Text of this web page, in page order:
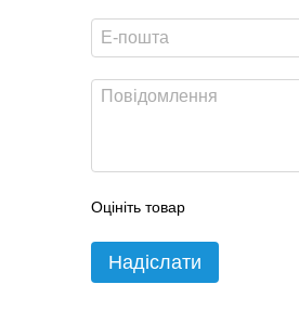
Оцініть товар
Надіслати